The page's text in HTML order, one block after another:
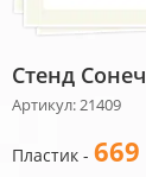
Стенд
Артикул: 21409
Пластик - 669